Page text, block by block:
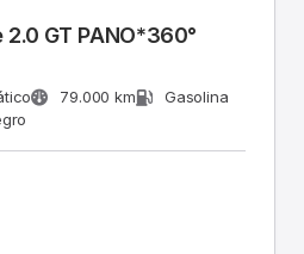
GT PANO*360°
79.000 km
Gasolina